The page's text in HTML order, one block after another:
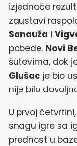
izjednače
zaustavi
Sanauža i
pobede. Novi
šutevima, dok
Glušac je bio
nije bilo
U prvoj četvrtini,
snagu igre sa
prednost u